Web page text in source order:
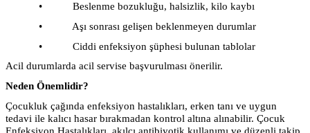
• Beslenme bozukluğu, halsizlik, kilo kaybı
• Aşı sonrası gelişen beklenmeyen durumlar
• Ciddi enfeksiyon şüphesi bulunan tablolar
Acil durumlarda acil servise başvurulması önerilir.
Neden Önemlidir?
Çocukluk çağında enfeksiyon hastalıkları, erken tanı ve uygun
tedavi ile kalıcı hasar bırakmadan kontrol altına alınabilir. Çocuk
Enfeksiyon Hastalıkları, akılcı antibiyotik kullanımı ve düzenli takip